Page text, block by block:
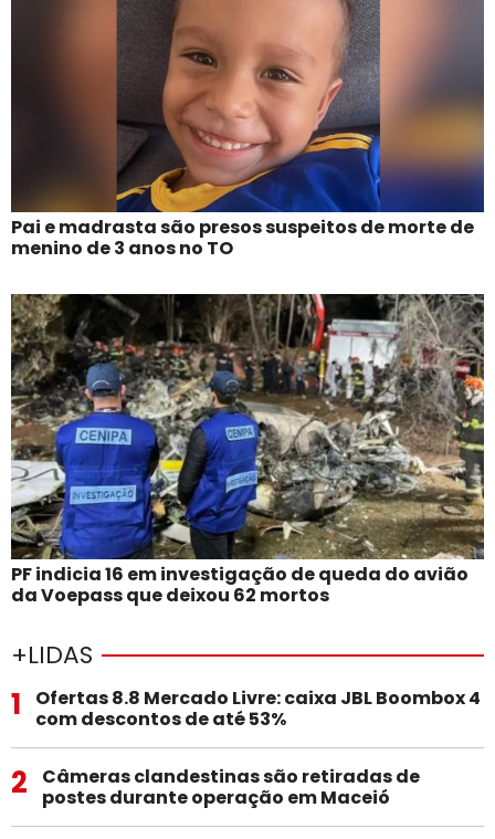
Pai e madrasta são presos suspeitos de morte de
menino de 3 anos no TO
PF indicia 16 em investigação de queda do avião
da Voepass que deixou 62 mortos
+LIDAS
1
Ofertas 8.8 Mercado Livre: caixa JBL Boombox 4
com descontos de até 53%
2
Câmeras clandestinas são retiradas de
postes durante operação em Maceió